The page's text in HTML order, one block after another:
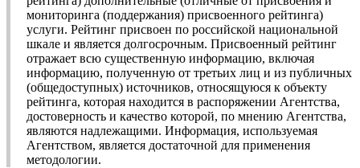
мониторинга (поддержания) присвоенного рейтинга)
услуги. Рейтинг присвоен по российской национальной
шкале и является долгосрочным. Присвоенный рейтинг
отражает всю существенную информацию, включая
информацию, полученную от третьих лиц и из публичных
(общедоступных) источников, относящуюся к объекту
рейтинга, которая находится в распоряжении Агентства,
достоверность и качество которой, по мнению Агентства,
являются надлежащими. Информация, используемая
Агентством, является достаточной для применения
методологии.